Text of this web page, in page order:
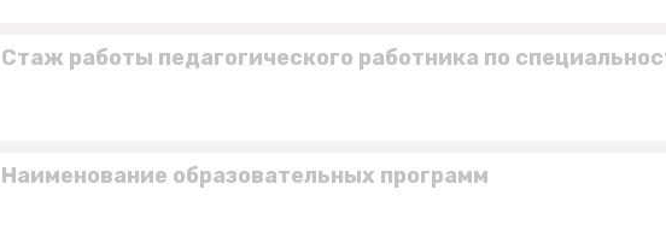
Стаж работы педагогического работника по
Наименование образовательных программ